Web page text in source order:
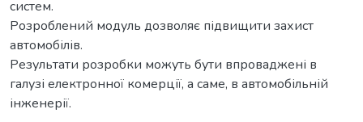
систем.
Розроблений модуль дозволяє підвищити захист
автомобілів.
Результати розробки можуть бути впроваджені в
галузі електронної комерції, а саме, в автомобільній
інженерії.